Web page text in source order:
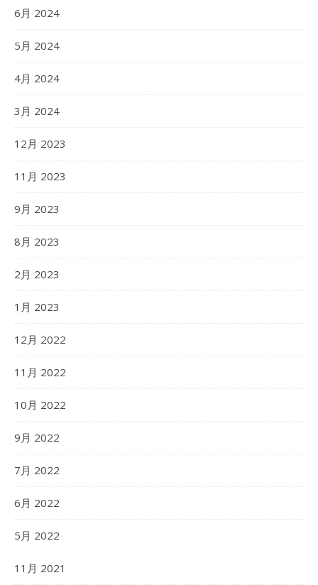
6月 2024
5月 2024
4月 2024
3月 2024
12月 2023
11月 2023
9月 2023
8月 2023
2月 2023
1月 2023
12月 2022
11月 2022
10月 2022
9月 2022
7月 2022
6月 2022
5月 2022
11月 2021